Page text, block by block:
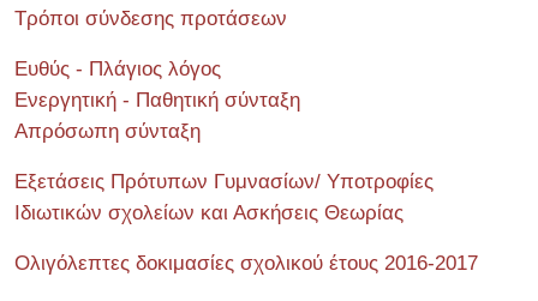
Τρόποι σύνδεσης προτάσεων
Ευθύς - Πλάγιος λόγος
Ενεργητική - Παθητική σύνταξη
Απρόσωπη σύνταξη
Εξετάσεις Πρότυπων Γυμνασίων/ Υποτροφίες
Ιδιωτικών σχολείων και Ασκήσεις Θεωρίας
Ολιγόλεπτες δοκιμασίες σχολικού έτους 2016-2017